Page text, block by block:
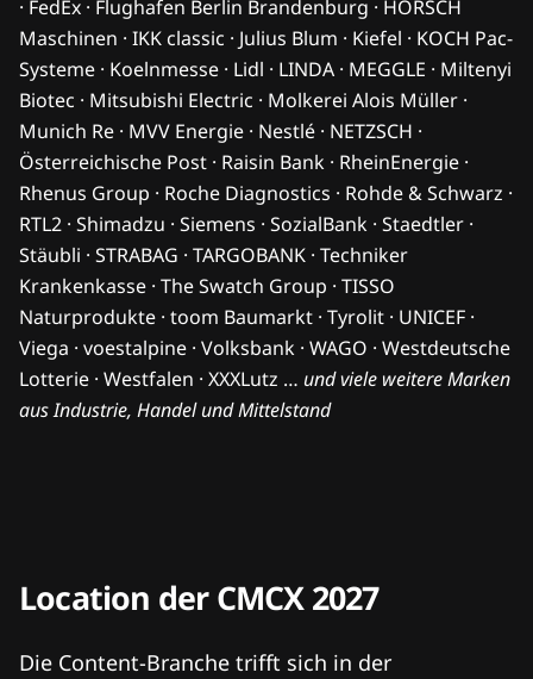
· FedEx · Flughafen Berlin Brandenburg · HORSCH
Maschinen · IKK classic · Julius Blum · Kiefel · KOCH Pac-
Systeme · Koelnmesse · Lidl · LINDA · MEGGLE · Miltenyi
Biotec · Mitsubishi Electric · Molkerei Alois Müller ·
Munich Re · MVV Energie · Nestlé · NETZSCH ·
Österreichische Post · Raisin Bank · RheinEnergie ·
Rhenus Group · Roche Diagnostics · Rohde & Schwarz ·
RTL2 · Shimadzu · Siemens · SozialBank · Staedtler ·
Stäubli · STRABAG · TARGOBANK · Techniker
Krankenkasse · The Swatch Group · TISSO
Naturprodukte · toom Baumarkt · Tyrolit · UNICEF ·
Viega · voestalpine · Volksbank · WAGO · Westdeutsche
Lotterie · Westfalen · XXXLutz … und viele weitere Marken
aus Industrie, Handel und Mittelstand
Location der CMCX 2027
Die Content-Branche trifft sich in der